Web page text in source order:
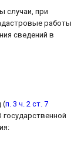
случаи, при
работы
сведений в
(п. 3 ч. 2 ст. 7